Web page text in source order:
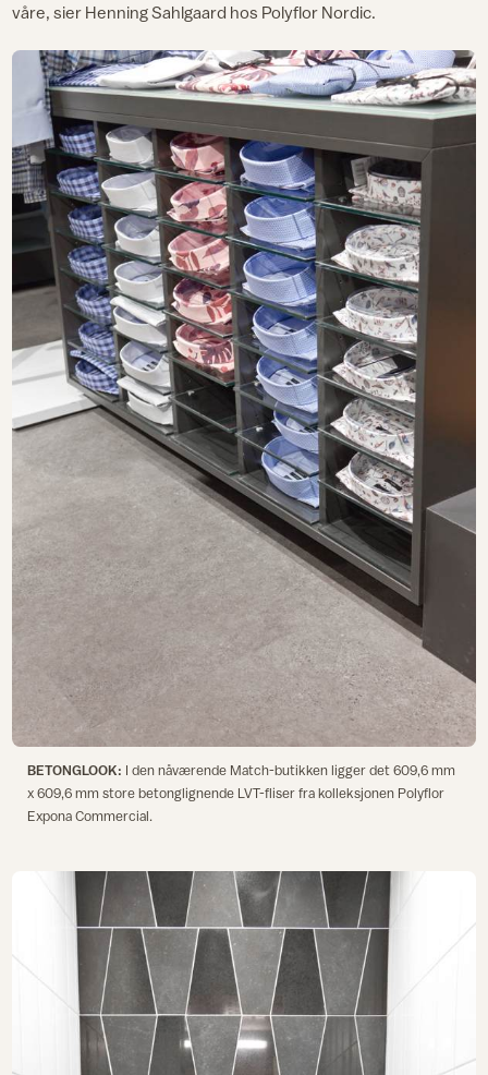
våre, sier Henning Sahlgaard hos Polyflor Nordic.
BETONGLOOK: I den nåværende Match-butikken ligger det 609,6 mm
x 609,6 mm store betonglignende LVT-fliser fra kolleksjonen Polyflor
Expona Commercial.